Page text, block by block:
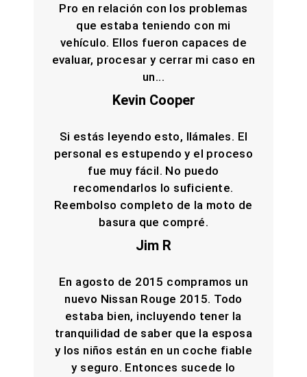
Pro en relación con los problemas
que estaba teniendo con mi
vehículo. Ellos fueron capaces de
evaluar, procesar y cerrar mi caso en
un...
Kevin Cooper
Si estás leyendo esto, llámales. El
personal es estupendo y el proceso
fue muy fácil. No puedo
recomendarlos lo suficiente.
Reembolso completo de la moto de
basura que compré.
Jim R
En agosto de 2015 compramos un
nuevo Nissan Rouge 2015. Todo
estaba bien, incluyendo tener la
tranquilidad de saber que la esposa
y los niños están en un coche fiable
y seguro. Entonces sucede lo